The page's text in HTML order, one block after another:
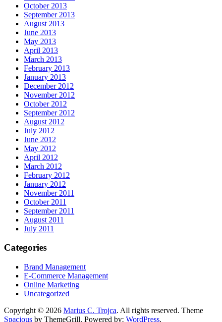
October 2013
September 2013
August 2013
June 2013
May 2013
April 2013
March 2013
February 2013
January 2013
December 2012
November 2012
October 2012
September 2012
August 2012
July 2012
June 2012
May 2012
April 2012
March 2012
February 2012
January 2012
November 2011
October 2011
September 2011
August 2011
July 2011
Categories
Brand Management
E-Commerce Management
Online Marketing
Uncategorized
Copyright © 2026 Marius C. Trojca. All rights reserved. Theme
Spacious by ThemeGrill. Powered by: WordPress.